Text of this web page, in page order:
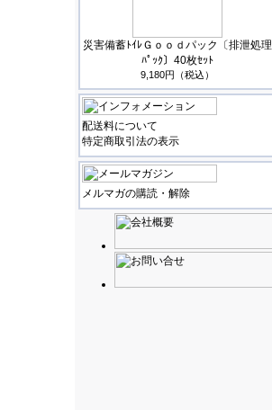
災害備蓄ﾄｲﾚＧｏｏｄパック〔排泄処理
ﾊﾟｯｸ〕40枚ｾｯﾄ
9,180円（税込）
配送料について
特定商取引法の表示
メルマガの購読・解除